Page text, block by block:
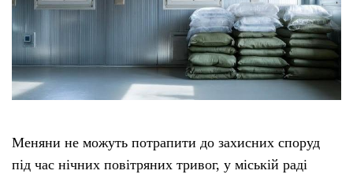
Меняни не можуть потрапити до захисних споруд
під час нічних повітряних тривог, у міській раді